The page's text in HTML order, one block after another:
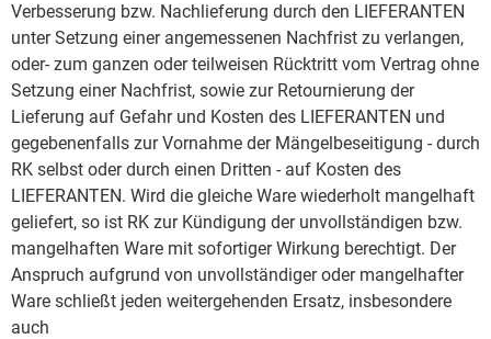
Verbesserung bzw. Nachlieferung durch den LIEFERANTEN
unter Setzung einer angemessenen Nachfrist zu verlangen,
oder- zum ganzen oder teilweisen Rücktritt vom Vertrag ohne
Setzung einer Nachfrist, sowie zur Retournierung der
Lieferung auf Gefahr und Kosten des LIEFERANTEN und
gegebenenfalls zur Vornahme der Mängelbeseitigung - durch
RK selbst oder durch einen Dritten - auf Kosten des
LIEFERANTEN. Wird die gleiche Ware wiederholt mangelhaft
geliefert, so ist RK zur Kündigung der unvollständigen bzw.
mangelhaften Ware mit sofortiger Wirkung berechtigt. Der
Anspruch aufgrund von unvollständiger oder mangelhafter
Ware schließt jeden weitergehenden Ersatz, insbesondere
auch